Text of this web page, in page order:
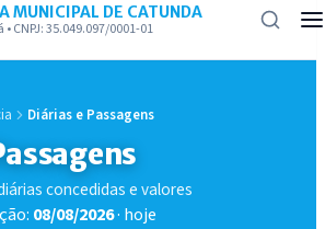
MUNICIPAL DE CATUNDA
CNPJ: 35.049.097/0001-01
Diárias e Passagens
concedidas e valores
08/08/2026· hoje